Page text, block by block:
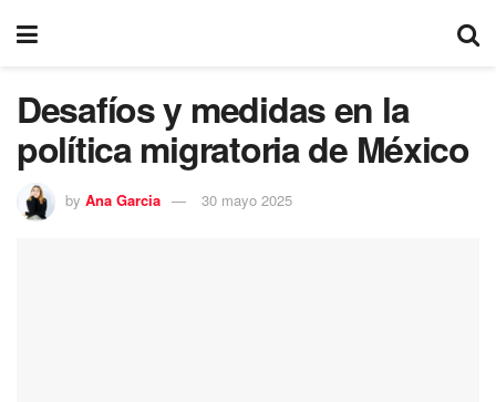
Desafíos y medidas en la
política migratoria de México
by Ana Garcia 30 mayo 2025